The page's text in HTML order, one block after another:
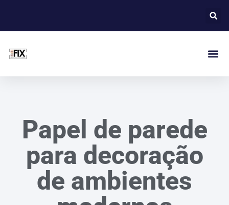
Papel de parede
para decoração
de ambientes